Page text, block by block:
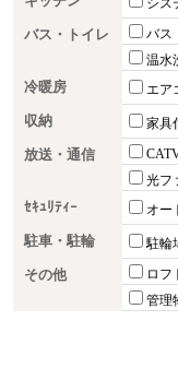
シス
バス・トイレ バス
温水
冷暖房 エア
収納 家具
放送・通信
光フ
ｾｷｭﾘﾃｨｰ オー
駐車・駐輪 駐輪
その他 ロフ
管理